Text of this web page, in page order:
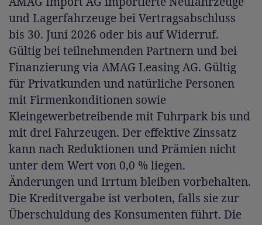
und Lagerfahrzeuge bei Vertragsabschluss
bis 30. Juni 2026 oder bis auf Widerruf.
Gültig bei teilnehmenden Partnern und bei
Finanzierung via AMAG Leasing AG. Gültig
für Privatkunden und natürliche Personen
mit Firmenkonditionen sowie
Kleingewerbetreibende mit Fuhrpark bis und
mit drei Fahrzeugen. Der effektive Zinssatz
kann nach Reduktionen und Prämien nicht
unter dem Wert von 0,0 % liegen.
Änderungen und Irrtum bleiben vorbehalten.
Die Kreditvergabe ist verboten, falls sie zur
Überschuldung des Konsumenten führt. Die